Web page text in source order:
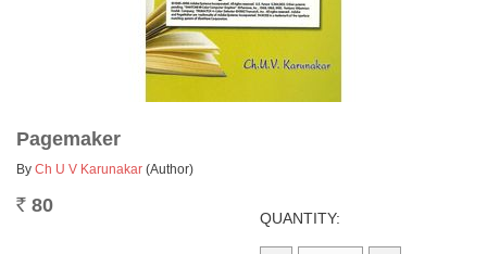
Pagemaker
By Ch U V Karunakar (Author)
Rs. 80
QUANTITY: